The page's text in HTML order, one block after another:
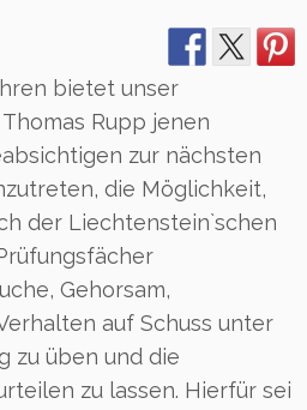
bietet unser
Rupp jenen
zur nächsten
die Möglichkeit,
der Liechtenstein`schen
Gehorsam,
auf Schuss unter
zu üben und die
zu lassen. Hierfür sei